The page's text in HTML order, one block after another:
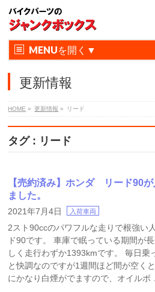
MENU
更新情報
HOME » 更新情報 » リード
タグ : リード
【売約済み】ホンダ リード90が
ました。
2021年7月4日 入荷車両
2スト90ccのパワフルな走りで根強い
ド90です。 車庫で眠っている期間が
しく走行わずか1393kmです。 毎日乗
と快調なのですが1週間ほど間が空く
にかなり白煙がでますので、オイルポ